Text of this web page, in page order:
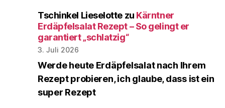
Tschinkel Lieselotte zu Kärntner
Erdäpfelsalat Rezept – So gelingt er
garantiert „schlatzig“
3. Juli 2026
Werde heute Erdäpfelsalat nach Ihrem
Rezept probieren, ich glaube, dass ist ein
super Rezept